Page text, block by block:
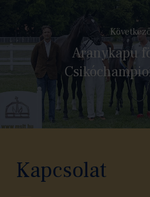
Aranykapu
Kapcsolat